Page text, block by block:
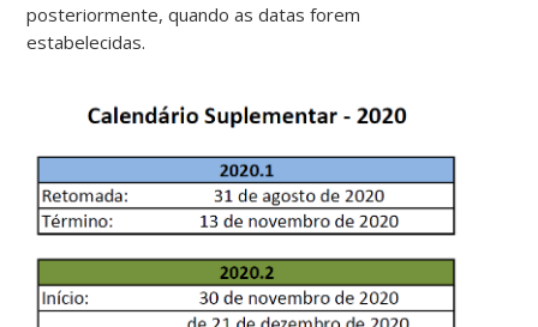
posteriormente, quando as datas forem
estabelecidas.